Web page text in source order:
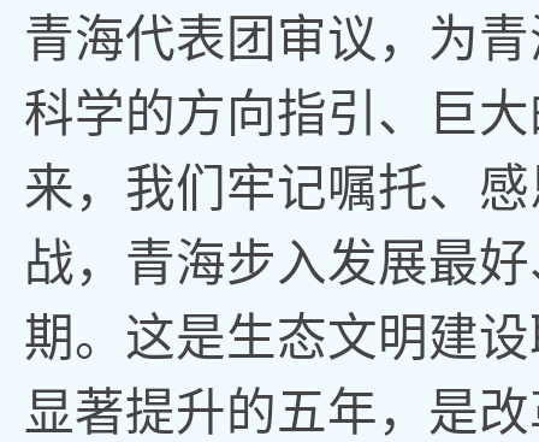
青海代表团审议 ， 为
科学的方向指引、巨
来，我们牢记嘱托、
战，青海步入发展最
期。 这是生态文明建
显著提升的五年， 是